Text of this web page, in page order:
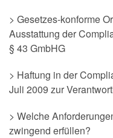
> Gesetzes-konforme
Ausstattung der
§ 43 GmbHG
> Haftung in der
Juli 2009 zur
> Welche
zwingend erfüllen?